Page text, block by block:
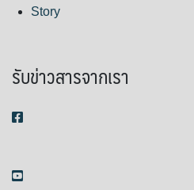
Story
รับข่าวสารจากเรา